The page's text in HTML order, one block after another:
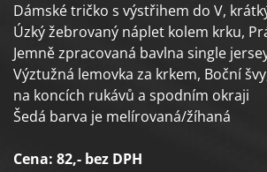
Dámské tričko s výstřihem do V,
Úzký žebrovaný náplet kolem krku,
Jemně zpracovaná bavlna single
Výztužná lemovka za krkem, Boční
na koncích rukávů a spodním okraji
Šedá barva je melírovaná/žíhaná
Cena: 82,- bez DPH